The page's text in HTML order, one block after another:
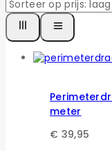
meter
€ 39,95